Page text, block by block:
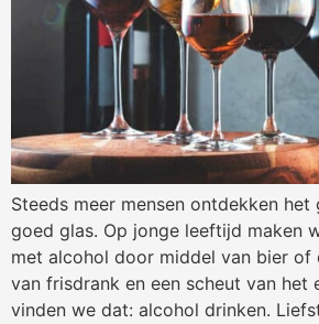
Steeds meer mensen ontdekken het
goed glas. Op jonge leeftijd maken
met alcohol door middel van bier of
van frisdrank en een scheut van het
vinden we dat: alcohol drinken.